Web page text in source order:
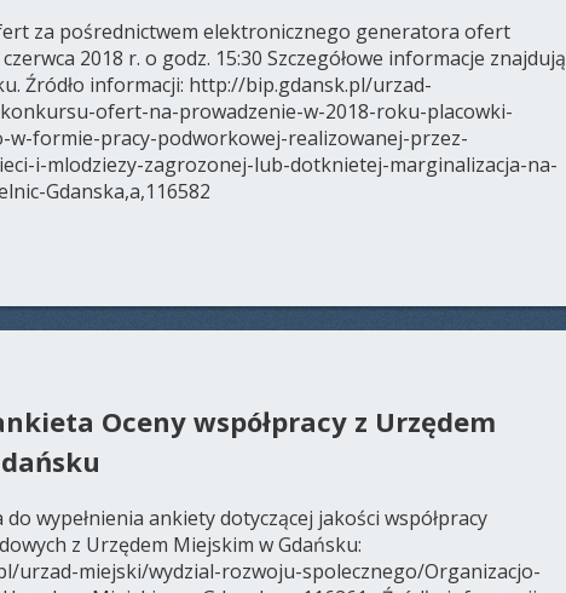
za pośrednictwem elektronicznego generatora ofert
2018 r. o godz. 15:30 Szczegółowe informacje znajdują
Źródło informacji: http://bip.gdansk.pl/urzad-
ofert-na-prowadzenie-w-2018-roku-placowki-
w-formie-pracy-podworkowej-realizowanej-przez-
i-mlodziezy-zagrozonej-lub-dotknietej-marginalizacja-na-
Gdanska,a,116582
Oceny współpracy z Urzędem
do wypełnienia ankiety dotyczącej jakości współpracy
z Urzędem Miejskim w Gdańsku:
urzad-miejski/wydzial-rozwoju-spolecznego/Organizacjo-